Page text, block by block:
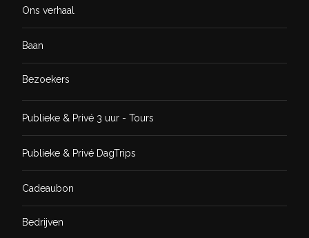
Ons verhaal
Baan
Bezoekers
Publieke & Privé 3 uur - Tours
Publieke & Privé DagTrips
Cadeaubon
Bedrijven